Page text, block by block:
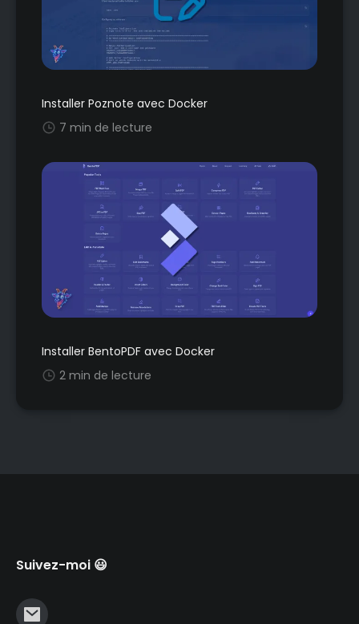
Installer Poznote avec Docker
7 min de lecture
Installer BentoPDF avec Docker
2 min de lecture
Suivez-moi 😃